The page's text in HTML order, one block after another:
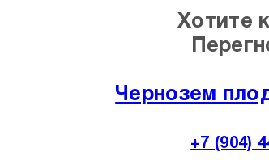
Хотите
Чернозем
+7 (904)